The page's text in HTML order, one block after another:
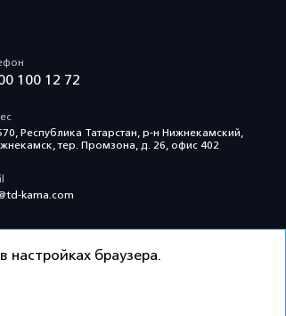
100 12 72
Республика Татарстан, р-н Нижнекамский,
тер. Промзона, д. 26, офис 402
kama.com
браузера.